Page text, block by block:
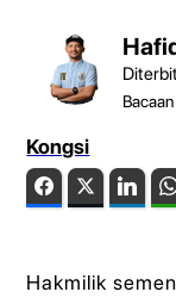
Bacaan
Kongsi
FacebookTwitter
Hakmilik